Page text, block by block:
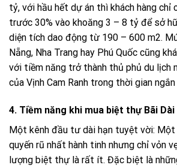
tỷ, với hầu hết dự án thì khách hàng chỉ
trước 30% vào khoăng 3 – 8 tỷ để sở
diện tích dao động từ 190 – 600 m2.
Nẵng, Nha Trang hay Phú Quốc cũng
với tiềm năng trở thành thủ phủ du lịch
của Vịnh Cam Ranh trong thời gian
4. Tiềm năng khi mua biệt thự Bãi Dài
Một kênh đầu tư dài hạn tuyệt vời:
quyến rũ nhất hành tinh nhưng chỉ vỏn
lượng biệt thự là rất ít. Đặc biệt là